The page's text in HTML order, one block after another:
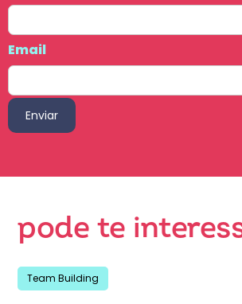
Email
pode te
Team Building